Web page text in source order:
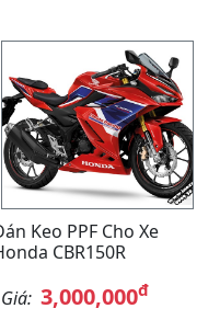
Keo PPF Cho Xe
CBR150R
Giá: 3,000,000đ